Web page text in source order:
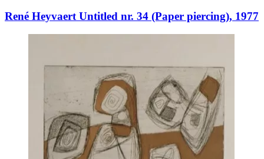
René Heyvaert Untitled nr. 34 (Paper piercing), 1977